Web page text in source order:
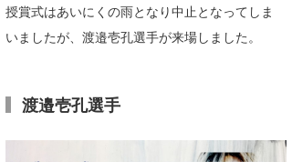
授賞式はあいにくの雨となり中止となってしま
いましたが、渡邉壱孔選手が来場しました。
渡邉壱孔選手
NOBUFUKU
喜納海人
G◎Da
KID